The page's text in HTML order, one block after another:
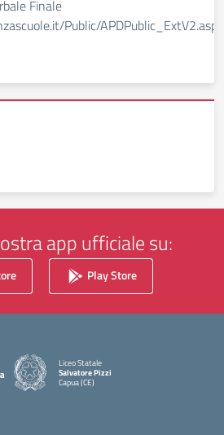
Finale
Public/
app ufficiale su:
Play Store
Liceo Statale
Salvatore Pizzi
Capua (CE)
— Visita la pagina iniziale della scuola